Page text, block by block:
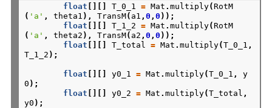
float T_0_1 = Mat .multiply(RotM
( 'a' , theta1 ), TransM( a1 ,0 ,0 ));
float
T_1_2 = Mat .multiply(RotM
( 'a' , theta2 ), TransM( a2 ,0 ,0 ));
float
T_total = Mat .multiply(T_0_1 ,
T_1_2 );
float y0_1 = Mat .multiply(T_0_1 ,
y
0 );
float
y0_2 = Mat .multiply(T_total ,
y0 );